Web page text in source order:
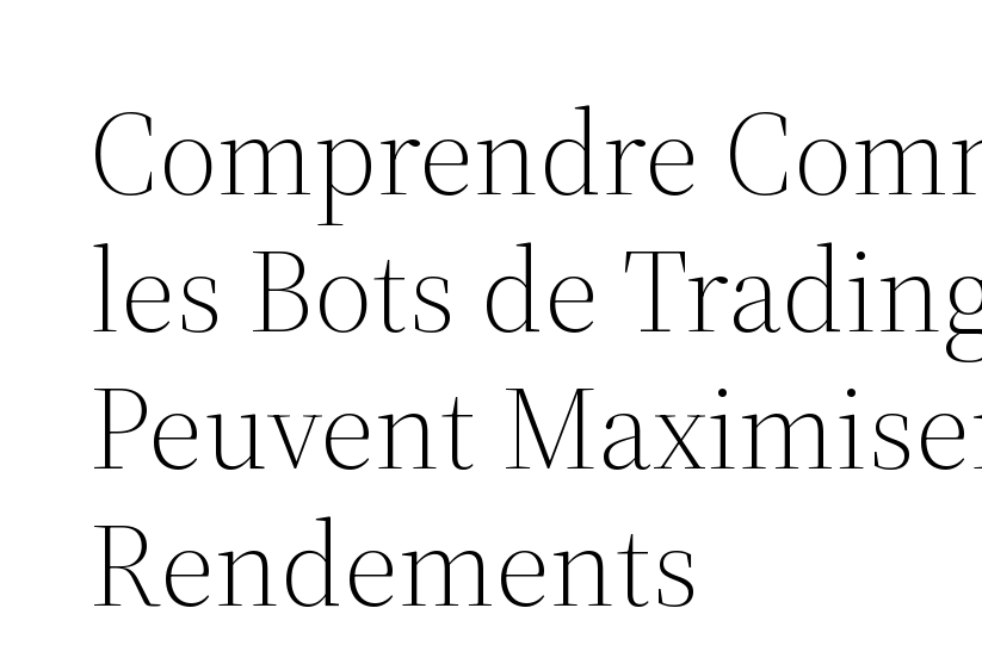
Comprendre
les Bots de
Peuvent
Rendements